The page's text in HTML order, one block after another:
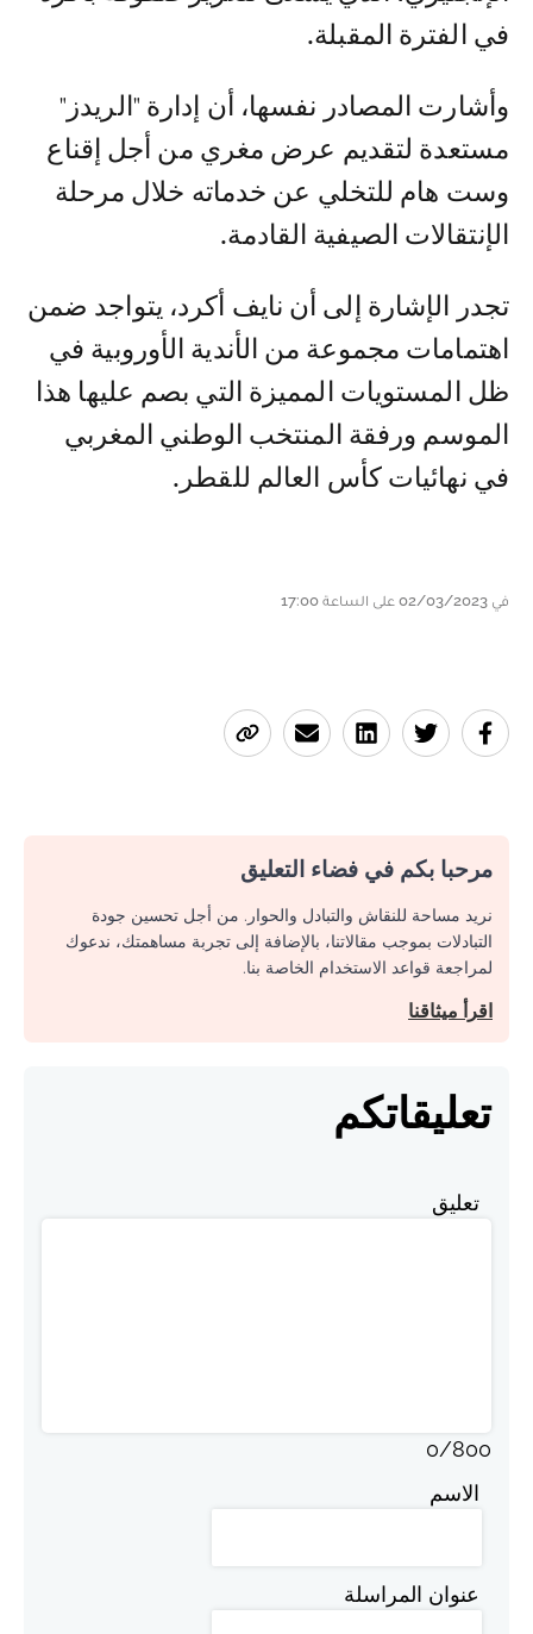
في الفترة المقبلة.
وأشارت المصادر نفسها، أن إدارة "الريدز"
مستعدة لتقديم عرض مغري من أجل إقناع
وست هام للتخلي عن خدماته خلال مرحلة
الإنتقالات الصيفية القادمة.
تجدر الإشارة إلى أن نايف أكرد، يتواجد ضمن
اهتمامات مجموعة من الأندية الأوروبية في
ظل المستويات المميزة التي بصم عليها هذا
الموسم ورفقة المنتخب الوطني المغربي
في نهائيات كأس العالم للقطر.
في 02/03/2023 على الساعة 17:00
مرحبا بكم في فضاء التعليق
نريد مساحة للنقاش والتبادل والحوار. من أجل تحسين جودة
التبادلات بموجب مقالاتنا، بالإضافة إلى تجربة مساهمتك، ندعوك
لمراجعة قواعد الاستخدام الخاصة بنا.
اقرأ ميثاقنا
تعليقاتكم
تعليق
0/800
الاسم
عنوان المراسلة